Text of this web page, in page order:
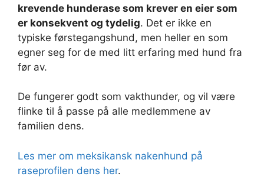
krevende hunderase som krever en eier som
er konsekvent og tydelig. Det er ikke en
typiske førstegangshund, men heller en som
egner seg for de med litt erfaring med hund fra
før av.
De fungerer godt som vakthunder, og vil være
flinke til å passe på alle medlemmene av
familien dens.
Les mer om meksikansk nakenhund på
raseprofilen dens her.